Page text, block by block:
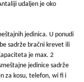
udaljen je oko
jedinica. U ponudi
sadrže bračni krevet ili
je max. 2
jedinice sadrže
za kosu, telefon, wi fi i